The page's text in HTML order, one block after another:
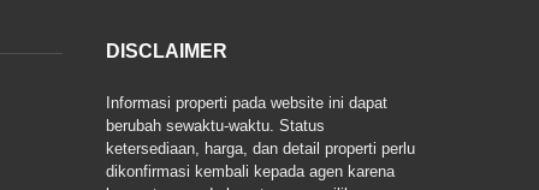
DISCLAIMER
Informasi properti pada website ini dapat
berubah sewaktu-waktu. Status
ketersediaan, harga, dan detail properti perlu
dikonfirmasi kembali kepada agen karena